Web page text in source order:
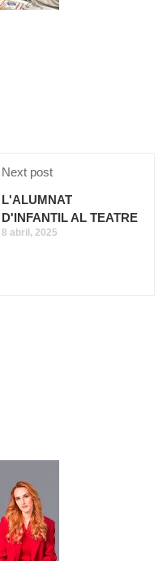
Next post
L'ALUMNAT
D'INFANTIL AL TEATRE
8 abril, 2025